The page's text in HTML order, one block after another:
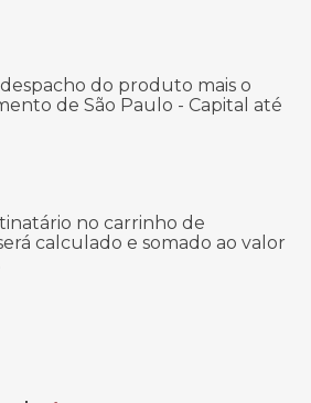
despacho do produto mais o
de São Paulo - Capital até
no carrinho de
calculado e somado ao valor